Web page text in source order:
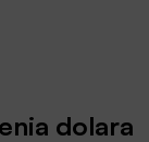
dolara